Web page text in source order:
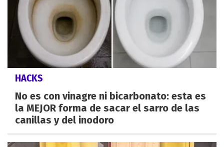
HACKS
No es con vinagre ni bicarbonato: esta es
la MEJOR forma de sacar el sarro de las
canillas y del inodoro